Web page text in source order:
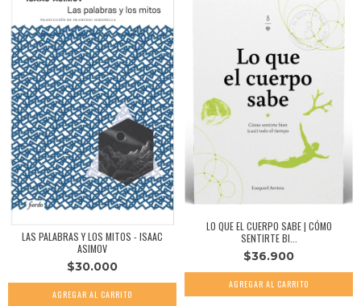
LAS PALABRAS Y LOS MITOS - ISAAC
ASIMOV
$30.000
LO QUE EL CUERPO SABE | CÓMO
SENTIRTE BI...
$36.900